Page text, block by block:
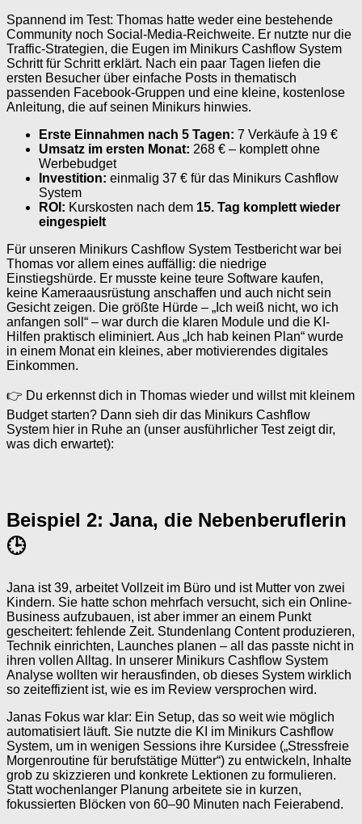
Spannend im Test: Thomas hatte weder eine bestehende
Community noch Social-Media-Reichweite. Er nutzte nur die
Traffic-Strategien, die Eugen im Minikurs Cashflow System
Schritt für Schritt erklärt. Nach ein paar Tagen liefen die
ersten Besucher über einfache Posts in thematisch
passenden Facebook-Gruppen und eine kleine, kostenlose
Anleitung, die auf seinen Minikurs hinwies.
Erste Einnahmen nach 5 Tagen: 7 Verkäufe à 19 €
Umsatz im ersten Monat: 268 € – komplett ohne
Werbebudget
Investition: einmalig 37 € für das Minikurs Cashflow
System
ROI: Kurskosten nach dem 15. Tag komplett wieder
eingespielt
Für unseren Minikurs Cashflow System Testbericht war bei
Thomas vor allem eines auffällig: die niedrige
Einstiegshürde. Er musste keine teure Software kaufen,
keine Kameraausrüstung anschaffen und auch nicht sein
Gesicht zeigen. Die größte Hürde – „Ich weiß nicht, wo ich
anfangen soll“ – war durch die klaren Module und die KI-
Hilfen praktisch eliminiert. Aus „Ich hab keinen Plan“ wurde
in einem Monat ein kleines, aber motivierendes digitales
Einkommen.
👉 Du erkennst dich in Thomas wieder und willst mit kleinem
Budget starten? Dann sieh dir das Minikurs Cashflow
System hier in Ruhe an (unser ausführlicher Test zeigt dir,
was dich erwartet):
Beispiel 2: Jana, die Nebenberuflerin
🕒
Jana ist 39, arbeitet Vollzeit im Büro und ist Mutter von zwei
Kindern. Sie hatte schon mehrfach versucht, sich ein Online-
Business aufzubauen, ist aber immer an einem Punkt
gescheitert: fehlende Zeit. Stundenlang Content produzieren,
Technik einrichten, Launches planen – all das passte nicht in
ihren vollen Alltag. In unserer Minikurs Cashflow System
Analyse wollten wir herausfinden, ob dieses System wirklich
so zeiteffizient ist, wie es im Review versprochen wird.
Janas Fokus war klar: Ein Setup, das so weit wie möglich
automatisiert läuft. Sie nutzte die KI im Minikurs Cashflow
System, um in wenigen Sessions ihre Kursidee („Stressfreie
Morgenroutine für berufstätige Mütter“) zu entwickeln, Inhalte
grob zu skizzieren und konkrete Lektionen zu formulieren.
Statt wochenlanger Planung arbeitete sie in kurzen,
fokussierten Blöcken von 60–90 Minuten nach Feierabend.